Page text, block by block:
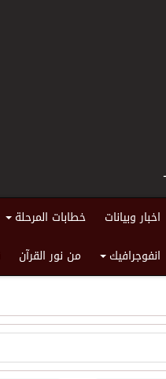
اخبار وبيانات خطابات المرحلة
انفوجرافيك من نور القرآن